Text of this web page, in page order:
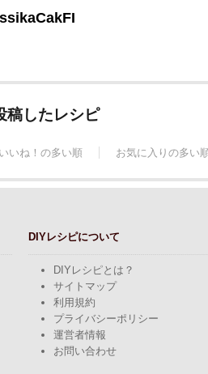
したレシピ
いいね！の多い順 お気に入りの多い
DIYレシピについて
DIYレシピとは？
サイトマップ
利用規約
プライバシーポリシー
運営者情報
お問い合わせ